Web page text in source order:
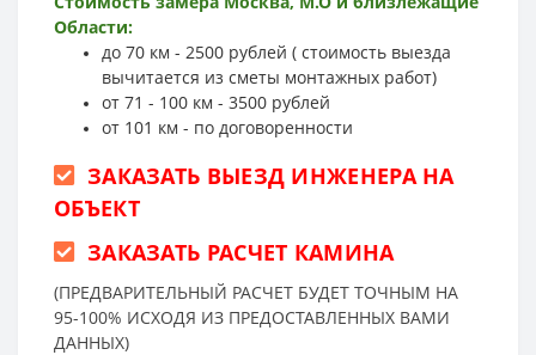
Области:
до 70 км - 2500 рублей ( стоимость выезда
вычитается из сметы монтажных работ)
от 71 - 100 км - 3500 рублей
от 101 км - по договоренности
ЗАКАЗАТЬ ВЫЕЗД ИНЖЕНЕРА НА
ОБЪЕКТ
ЗАКАЗАТЬ РАСЧЕТ КАМИНА
(ПРЕДВАРИТЕЛЬНЫЙ РАСЧЕТ БУДЕТ ТОЧНЫМ НА
95-100% ИСХОДЯ ИЗ ПРЕДОСТАВЛЕННЫХ ВАМИ
ДАННЫХ)